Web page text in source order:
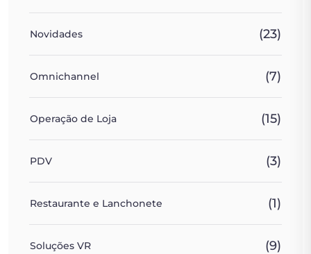
Novidades (23)
Omnichannel (7)
Operação de Loja (15)
PDV (3)
Restaurante e Lanchonete (1)
Soluções VR (9)